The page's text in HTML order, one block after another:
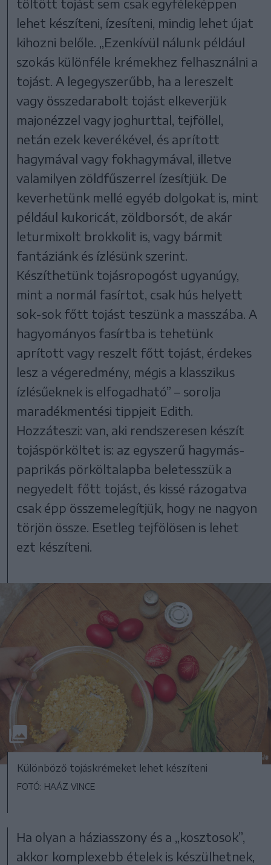
töltött tojást sem csak egyféleképpen
lehet készíteni, ízesíteni, mindig lehet újat
kihozni belőle. „Ezenkívül nálunk például
szokás különféle krémekhez felhasználni a
tojást. A legegyszerűbb, ha a lereszelt
vagy összedarabolt tojást elkeverjük
majonézzel vagy joghurttal, tejföllel,
netán ezek keverékével, és aprított
hagymával vagy fokhagymával, illetve
valamilyen zöldfűszerrel ízesítjük. De
keverhetünk mellé egyéb dolgokat is, mint
például kukoricát, zöldborsót, de akár
leturmixolt brokkolit is, vagy bármit
fantáziánk és ízlésünk szerint.
Készíthetünk tojásropogóst ugyanúgy,
mint a normál fasírtot, csak hús helyett
sok-sok főtt tojást teszünk a masszába. A
hagyományos fasírtba is tehetünk
aprított vagy reszelt főtt tojást, érdekes
lesz a végeredmény, mégis a klasszikus
ízlésűeknek is elfogadható” – sorolja
maradékmentési tippjeit Edith.
Hozzáteszi: van, aki rendszeresen készít
tojáspörköltet is: az egyszerű hagymás-
paprikás pörköltalapba beletesszük a
negyedelt főtt tojást, és kissé rázogatva
csak épp összemelegítjük, hogy ne nagyon
törjön össze. Esetleg tejfölösen is lehet
ezt készíteni.
Különböző tojáskrémeket lehet készíteni
FOTÓ: HAÁZ VINCE
Ha olyan a háziasszony és a „kosztosok”,
akkor komplexebb ételek is készülhetnek,